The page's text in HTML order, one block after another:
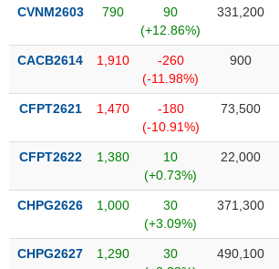
CVNM2603 790
90
(+12.86%)
331,200
CACB2614 1,910
-260
(-11.98%)
900
CFPT2621 1,470
-180
(-10.91%)
73,500
CFPT2622 1,380
10
(+0.73%)
22,000
CHPG2626 1,000
30
(+3.09%)
371,300
CHPG2627 1,290
30
490,100
TIÊU
THIẾT
YẾU
CHĂM
SỨC